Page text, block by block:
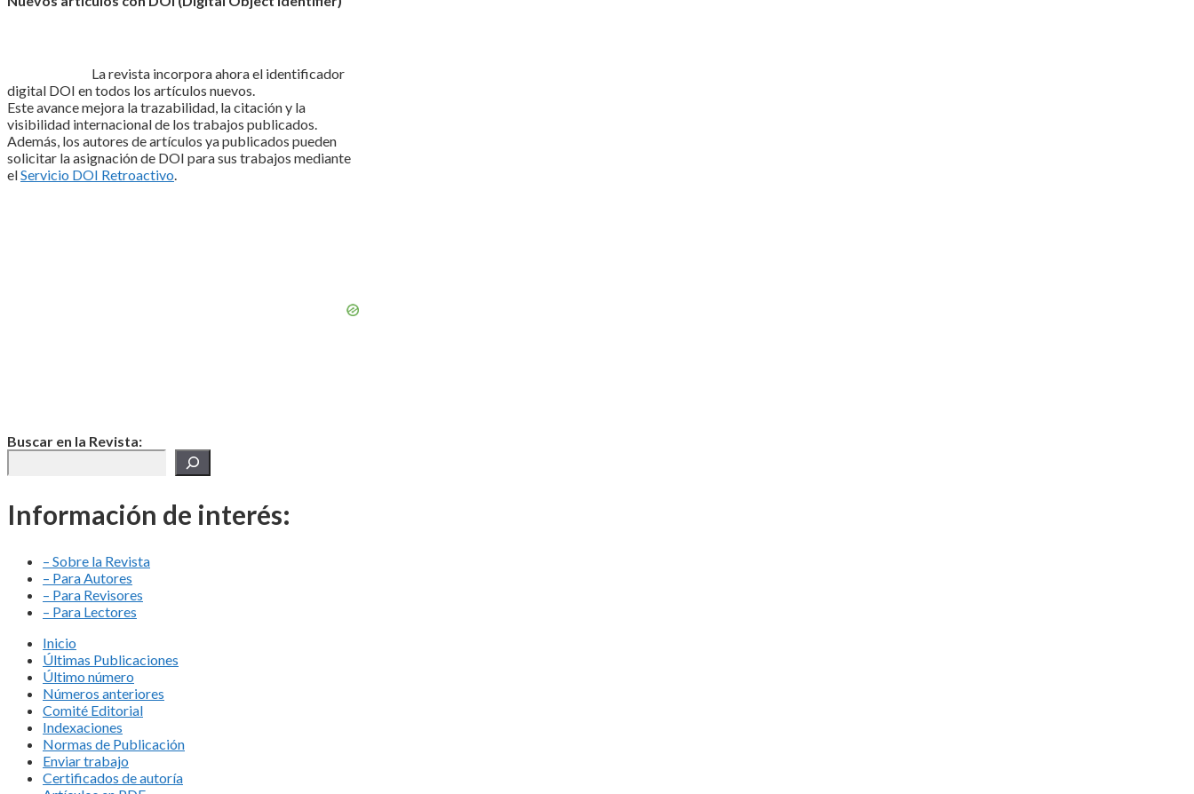
La revista incorpora ahora el identificador
digital DOI en todos los artículos nuevos.
Este avance mejora la trazabilidad, la citación y la
visibilidad internacional de los trabajos publicados.
Además, los autores de artículos ya publicados pueden
solicitar la asignación de DOI para sus trabajos mediante
elServicio DOI Retroactivo.
Buscar en la Revista:
Información de interés:
– Sobre la Revista
– Para Autores
– Para Revisores
– Para Lectores
Inicio
Últimas Publicaciones
Último número
Números anteriores
Comité Editorial
Indexaciones
Normas de Publicación
Enviar trabajo
Certificados de autoría